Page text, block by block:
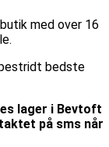
med over 16
bedste
lager i Bevtoft
på sms når